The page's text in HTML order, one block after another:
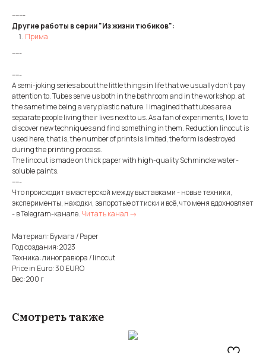
-------
Другие работы в серии "Из жизни тюбиков":
Прима
-----
-----
A semi-joking series about the little things in life that we usually don't pay
attention to. Tubes serve us both in the bathroom and in the workshop, at
the same time being a very plastic nature. I imagined that tubes are a
separate people living their lives next to us. As a fan of experiments, I love to
discover new techniques and find something in them. Reduction linocut is
used here, that is, the number of prints is limited, the form is destroyed
during the printing process.
The linocut is made on thick paper with high-quality Schmincke water-
soluble paints.
-----
Что происходит в мастерской между выставками - новые техники,
эксперименты, находки, запоротые оттиски и всё, что меня вдохновляет
- в Telegram-канале. Читать канал →
Материал: Бумага / Paper
Год создания: 2023
Техника: линогравюра / linocut
Price in Euro: 30 EURO
Вес: 200 г
Смотреть также